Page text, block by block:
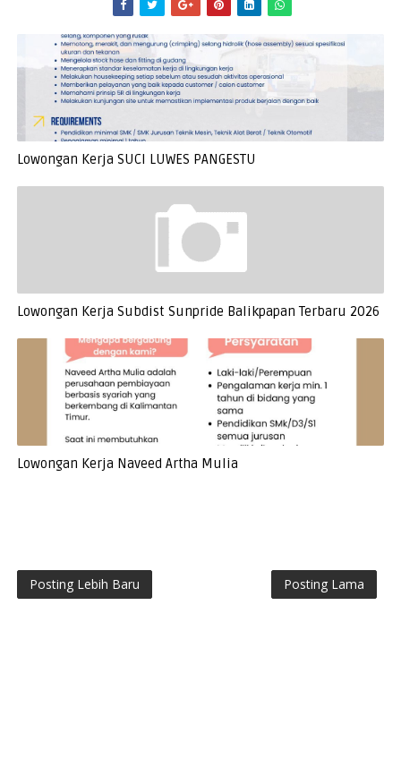
Lowongan Kerja SUCI LUWES PANGESTU
Lowongan Kerja Subdist Sunpride Balikpapan Terbaru 2026
Lowongan Kerja Naveed Artha Mulia
Posting Lebih Baru Posting Lama